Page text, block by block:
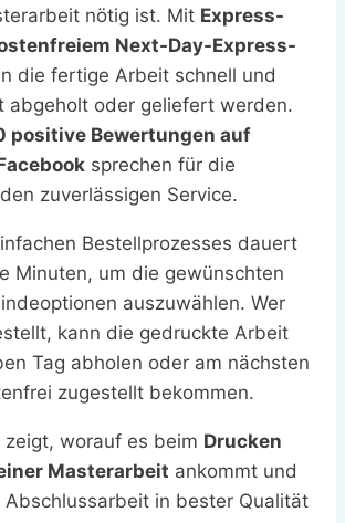
nötig ist. Mit Express-
Next-Day-Express-
die fertige Arbeit schnell und
abgeholt oder geliefert werden.
positive Bewertungen auf
sprechen für die
zuverlässigen Service.
Bestellprozesses dauert
Minuten, um die gewünschten
auszuwählen. Wer
kann die gedruckte Arbeit
Tag abholen oder am nächsten
zugestellt bekommen.
zeigt, worauf es beim Drucken
Masterarbeit ankommt und
Abschlussarbeit in bester Qualität